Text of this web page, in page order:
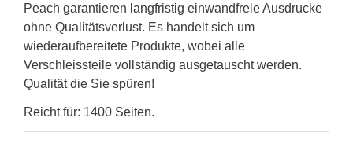
Peach garantieren langfristig einwandfreie Ausdrucke
ohne Qualitätsverlust. Es handelt sich um
wiederaufbereitete Produkte, wobei alle
Verschleissteile vollständig ausgetauscht werden.
Qualität die Sie spüren!
Reicht für: 1400 Seiten.